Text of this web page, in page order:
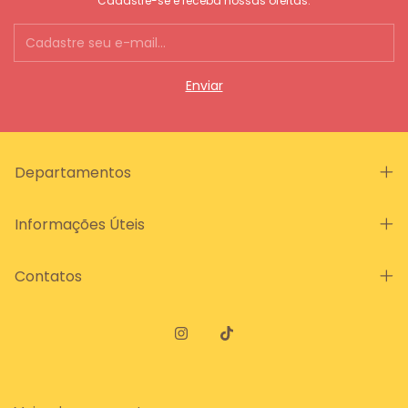
Departamentos
Informações Úteis
Contatos